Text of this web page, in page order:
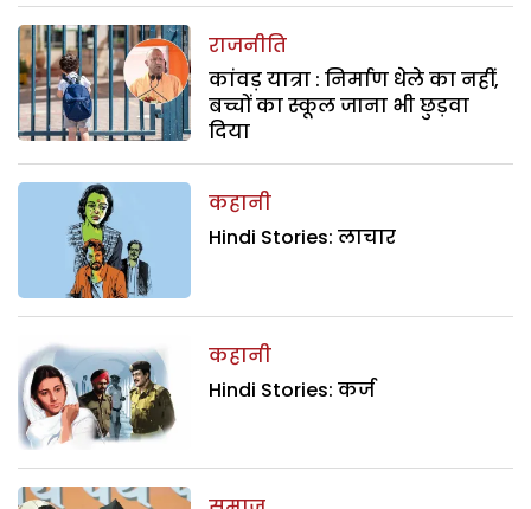
राजनीति
कांवड़ यात्रा : निर्माण धेले का नहीं,
बच्चों का स्कूल जाना भी छुड़वा
दिया
कहानी
Hindi Stories: लाचार
कहानी
Hindi Stories: कर्ज